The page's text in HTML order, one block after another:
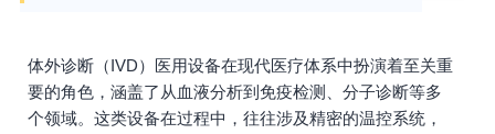
体外诊断（IVD）医用设备在现代医疗体系中扮演着至关重
要的角色，涵盖了从血液分析到免疫检测、分子诊断等多
个领域。这类设备在过程中，往往涉及精密的温控系统，